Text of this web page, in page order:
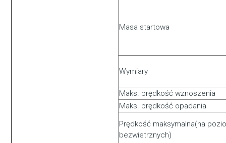
Masa startowa
Wymiary
Maks. prędkość wznoszenia
Maks. prędkość opadania
Prędkość maksymalna(na
bezwietrznych)